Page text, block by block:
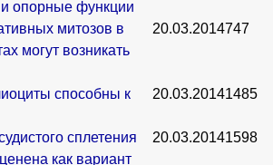
опорные функции
митозов в
могут возникать
20.03.2014747
способны к
20.03.20141485
сплетения
как вариант
20.03.20141598